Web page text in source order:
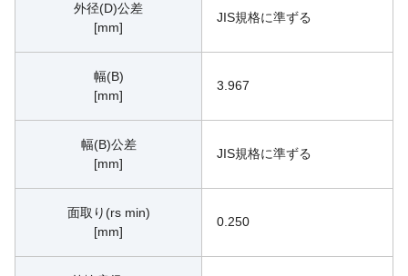
外径(D)公差
[mm]
JIS規格に準ずる
幅(B)
[mm]
3.967
幅(B)公差
[mm]
JIS規格に準ずる
面取り(rs min)
[mm]
0.250